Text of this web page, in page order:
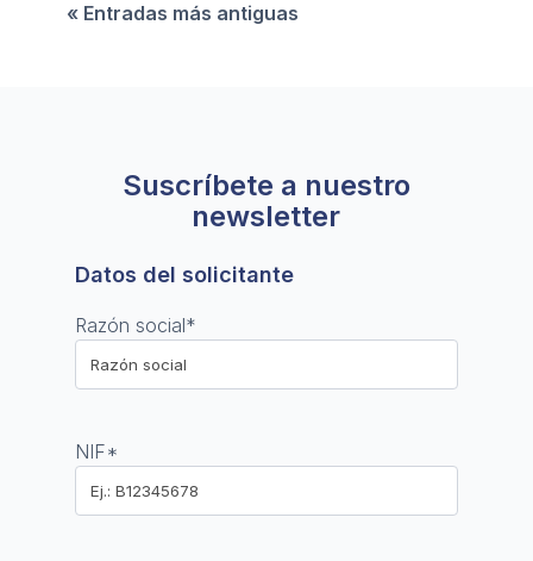
« Entradas más antiguas
Suscríbete a nuestro
newsletter
Datos del solicitante
Razón social*
NIF*